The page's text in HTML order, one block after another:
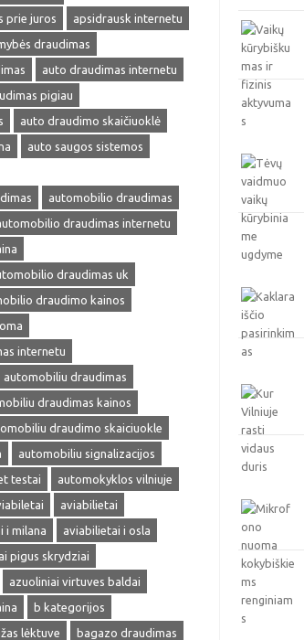
prie juros
apsidrausk internetu
draudimas
auto draudimas internetu
pigiau
auto draudimo skaičiuoklė
auto saugos sistemos
automobilio draudimas
draudimas internetu
draudimas uk
draudimo kainos
internetu
automobiliu draudimas
draudimas kainos
draudimo skaiciuokle
automobiliu signalizacijos
testai
automokyklos vilniuje
aviabilietai
i milana
aviabilietai i osla
pigus skrydziai
azuoliniai virtuves baldai
b kategorijos
lėktuve
bagazo draudimas